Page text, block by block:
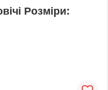
Розміри: